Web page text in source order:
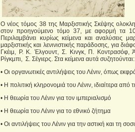
Ο νέος τόμος 38 της Μαρξιστικής Σκέψης
στον προηγούμενο τόμο 37, με αφορμή τα
Περιλαμβάνει κυρίως κείμενα και αναλύσεις
μαρξιστικής και λενινιστικής παράδοσης, για
Γκέιμ, Ρ. Κ. Έλγουντ, Σ. Κινγκ, Π.
Ρίγκμπι, Σ. Σέγιερς. Στα κείμενα αυτά συζητούνται:
• Οι οργανωτικές αντιλήψεις του Λένιν, όπως
• Η πολιτική κληρονομιά του Λένιν, ιδιαίτερα
• Η θεωρία του Λένιν για τον ιμπεριαλισμό
• Η θεωρία του Λένιν για το εθνικό ζήτημα
• Οι αντιλήψεις του Λένιν για την αστική και τη